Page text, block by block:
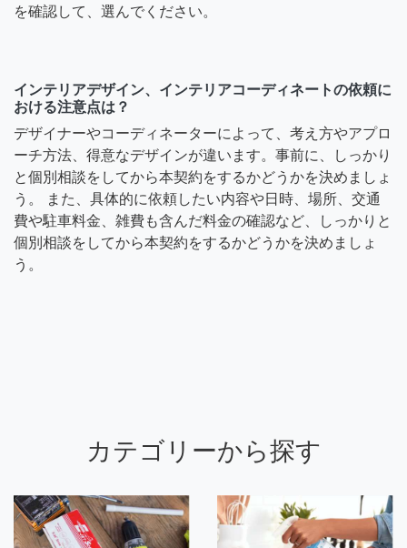
を確認して、選んでください。
インテリアデザイン、インテリアコーディネートの依頼に
おける注意点は？
デザイナーやコーディネーターによって、考え方やアプロ
ーチ方法、得意なデザインが違います。事前に、しっかり
と個別相談をしてから本契約をするかどうかを決めましょ
う。 また、具体的に依頼したい内容や日時、場所、交通
費や駐車料金、雑費も含んだ料金の確認など、しっかりと
個別相談をしてから本契約をするかどうかを決めましょ
う。
カテゴリーから探す